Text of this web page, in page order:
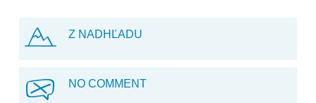
Z NADHĽADU
NO COMMENT